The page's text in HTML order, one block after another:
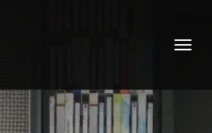
DÉPLIER